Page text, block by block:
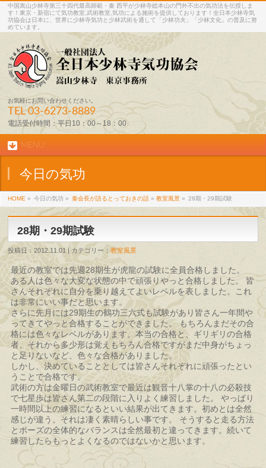
中国嵩山少林寺第三十四代最高師範・秦 西平が少林寺総本山の門外不出の気功法を伝授しま
す！東京・新宿にて気功教室,武術教室,気功による施術を提供しております！全日本少林寺気
功協会は日本に、世界に少林寺気功と少林武術を通して「少林功夫」「少林文化」の普及に努
めています。
お気軽にお問い合わせください。
TEL03-6273-8889
電話受付時間：平日10：00～18：00
MENU
今日の気功
HOME » 今日の気功 » 秦会長が語るとっておきの話 »教室風景 » 28期・29期試験
28期・29期試験
投稿日：2012.11.01 | カテゴリー：教室風景
最近の教室では先週28期生が虎龍の試験に全員合格しました。
ある人は色々な大変な状態の中で頑張りやっと合格しました。 皆
さんそれぞれに自分を乗り越えてよいレベルを表しました。これ
は非常にいい事だと思います。
さらに先月には29期生の鶴功三六式も試験があり皆さん一年間や
ってきてやっと合格することができました。 もちろんまだその合
格には色々なレベルがあります。本当の合格と、ギリギリの合格
者、それから多少形は覚えもちろん合格ですがまだ中身がちょっ
と足りないなど、色々な合格がありました。
しかし、決めていることとしては皆さんそれぞれに頑張ったとい
うことで合格です。
武術の方は金曜日の武術教室で最近は観音十八掌の十八の必殺技
で七星歩は皆さん第二の段階に入りよく練習しました。 やっぱり
一時間以上の練習になるといい結果が出てきます。初めとは全然
感じが違う。それは凄く素晴らしい事です。 そうすると走る方法
とポーズの全体的なバランスは全然最初と違ってきます。続いて
練習したらもっとよくなるのではないかと思います。